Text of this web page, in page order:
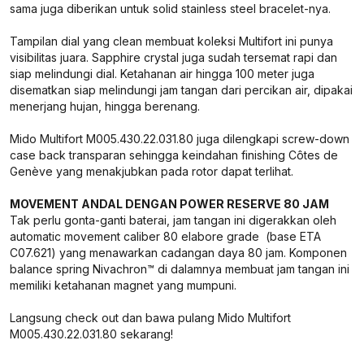
sama juga diberikan untuk solid stainless steel bracelet-nya.
Tampilan dial yang clean membuat koleksi Multifort ini punya
visibilitas juara. Sapphire crystal juga sudah tersemat rapi dan
siap melindungi dial. Ketahanan air hingga 100 meter juga
disematkan siap melindungi jam tangan dari percikan air, dipakai
menerjang hujan, hingga berenang.
Mido Multifort M005.430.22.031.80 juga dilengkapi screw-down
case back transparan sehingga keindahan finishing Côtes de
Genève yang menakjubkan pada rotor dapat terlihat.
MOVEMENT ANDAL DENGAN POWER RESERVE 80 JAM
Tak perlu gonta-ganti baterai, jam tangan ini digerakkan oleh
automatic movement caliber 80 elabore grade (base ETA
C07.621) yang menawarkan cadangan daya 80 jam. Komponen
balance spring Nivachron™ di dalamnya membuat jam tangan ini
memiliki ketahanan magnet yang mumpuni.
Langsung check out dan bawa pulang Mido Multifort
M005.430.22.031.80 sekarang!